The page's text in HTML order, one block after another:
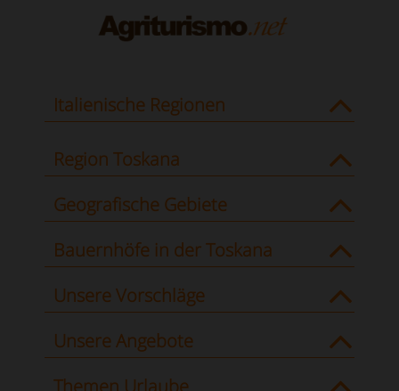
Italienische Regionen
Region Toskana
Geografische Gebiete
Bauernhöfe in der Toskana
Unsere Vorschläge
Unsere Angebote
Themen Urlaube